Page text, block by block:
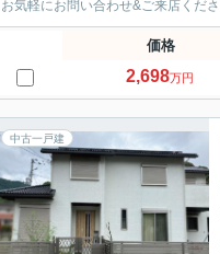
お気軽にお問い合わせ&ご来店くだ
価格
2,698万円
中古一戸建